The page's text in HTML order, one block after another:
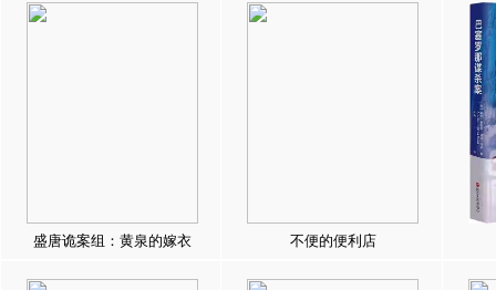
盛唐诡案组：黄泉的嫁衣 不便的便利店